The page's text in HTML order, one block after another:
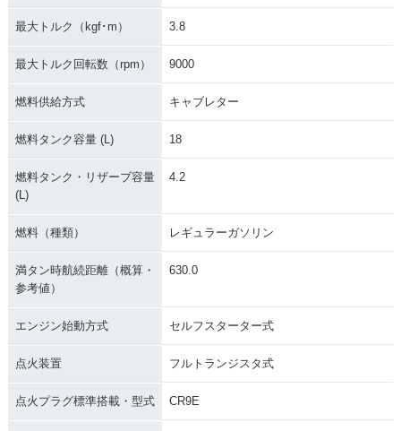
最大トルク（kgf･m） 3.8
最大トルク回転数（rpm） 9000
燃料供給方式 キャブレター
燃料タンク容量 (L) 18
燃料タンク・リザーブ容量
(L)
4.2
燃料（種類） レギュラーガソリン
満タン時航続距離（概算・
参考値）
630.0
エンジン始動方式 セルフスターター式
点火装置 フルトランジスタ式
点火プラグ標準搭載・型式 CR9E